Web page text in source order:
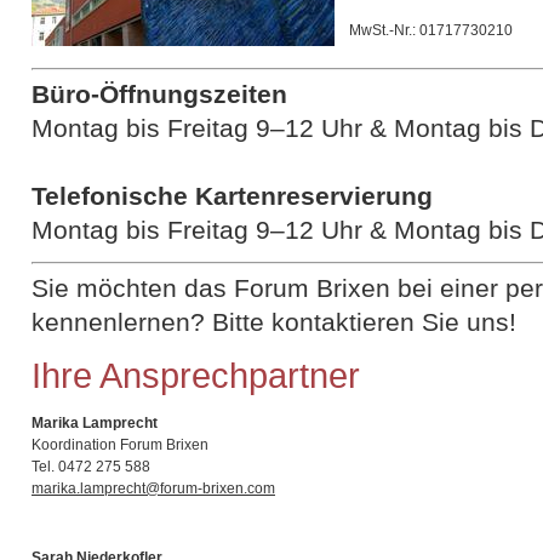
MwSt.-Nr.: 01717730210
Büro-Öffnungszeiten
Montag bis Freitag 9–12 Uhr & Montag bis
Telefonische Kartenreservierung
Montag bis Freitag 9–12 Uhr & Montag bis
Sie möchten das Forum Brixen bei einer
kennenlernen? Bitte kontaktieren Sie uns!
Ihre Ansprechpartner
Marika Lamprecht
Koordination Forum Brixen
Tel. 0472 275 588
marika.lamprecht@forum-brixen.com